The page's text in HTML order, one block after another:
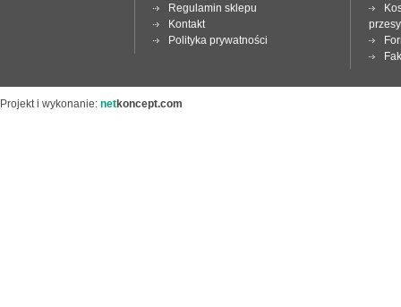
Regulamin sklepu
Kontakt
Polityka prywatności
Projekt i wykonanie: netkoncept.com